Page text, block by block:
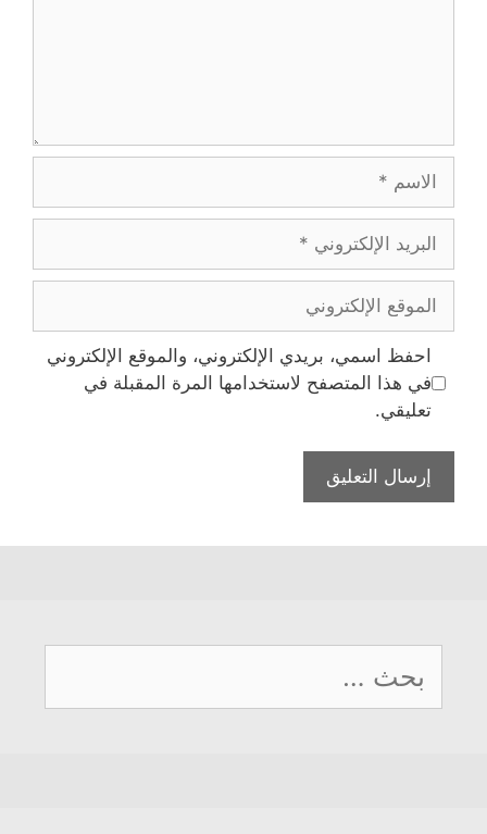
الإلكتروني
الإلكتروني
احفظ اسمي، بريدي الإلكتروني، والموقع الإلكتروني
في هذا المتصفح لاستخدامها المرة المقبلة في
تعليقي.
البحث
عن: